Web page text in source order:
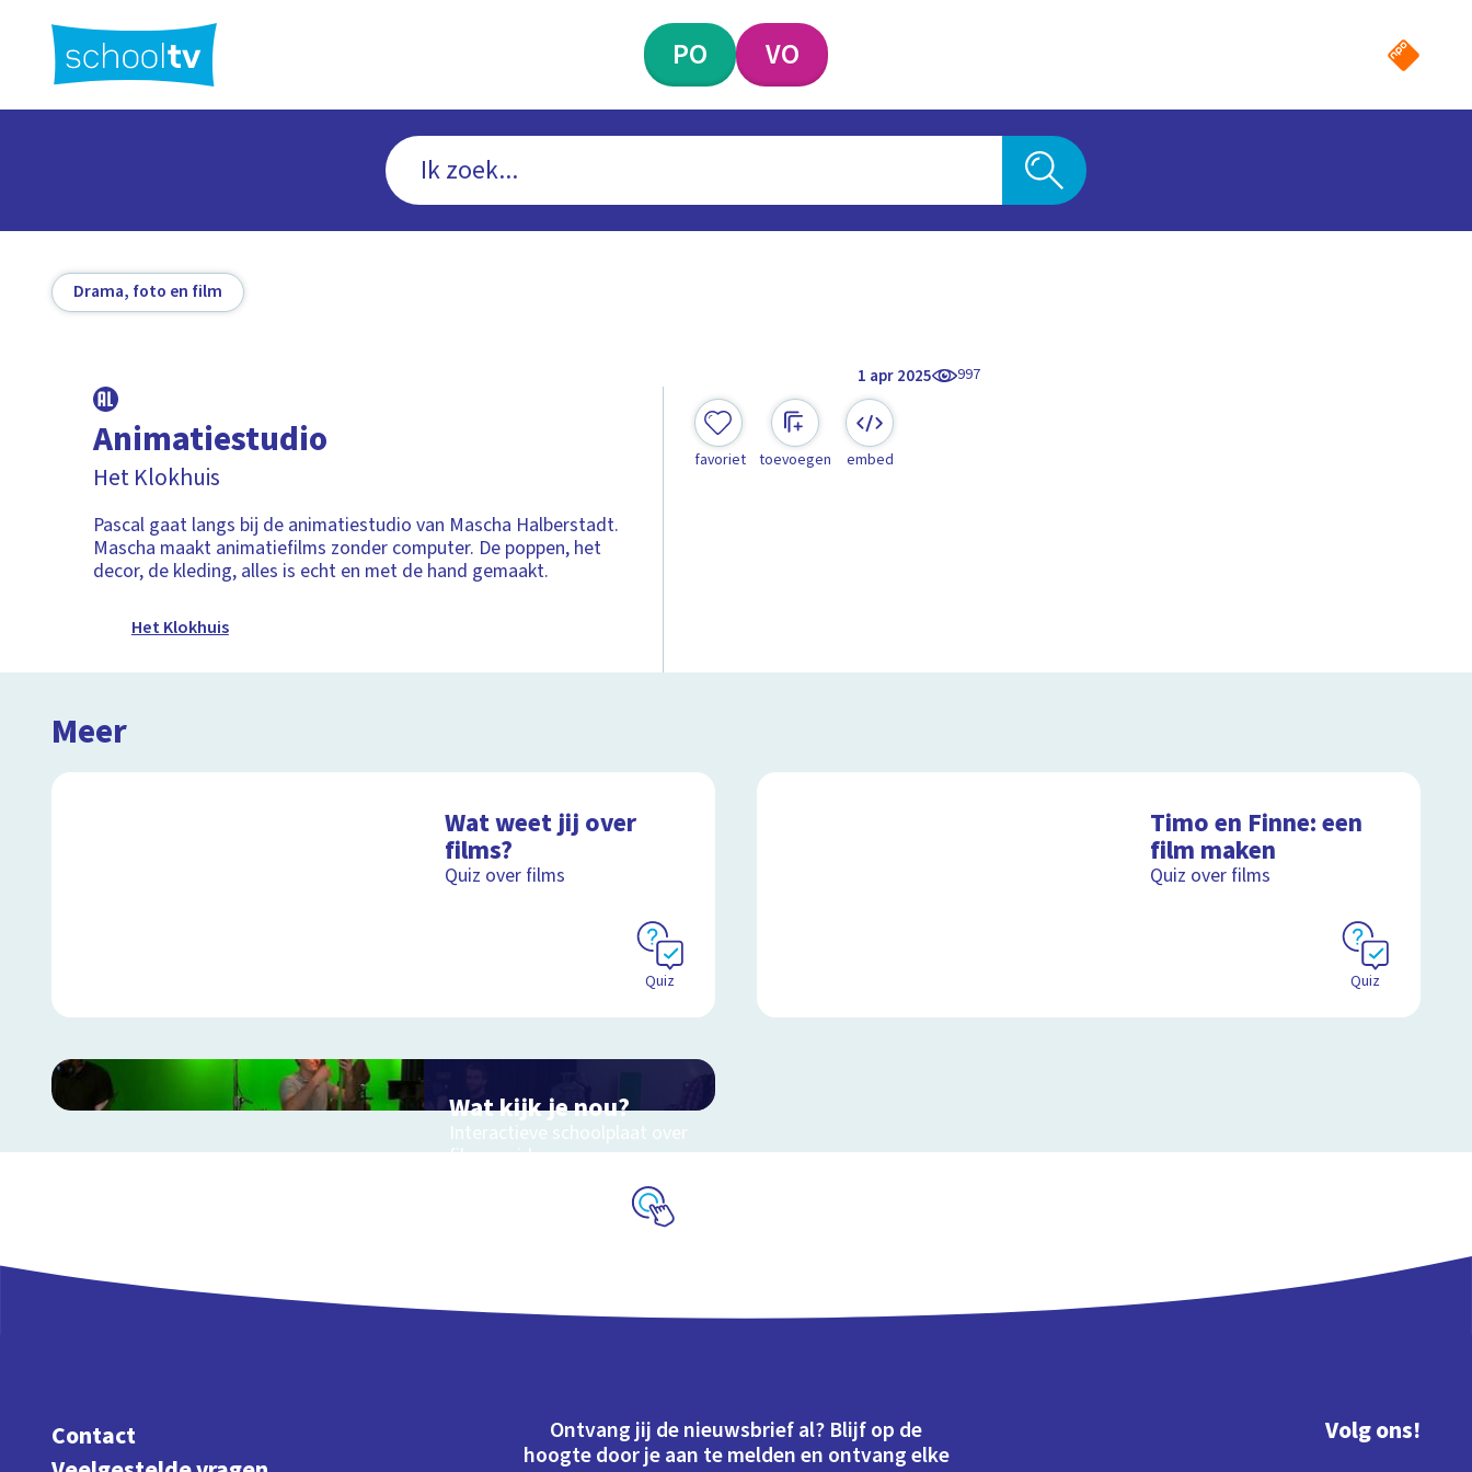
hoofdinhoud
PO VO
Drama, foto en film
1 apr 2025 997
Animatiestudio
Het Klokhuis
Pascal gaat langs bij de animatiestudio van Mascha Halberstadt.
Mascha maakt animatiefilms zonder computer. De poppen, het
decor, de kleding, alles is echt en met de hand gemaakt.
Het Klokhuis
favoriet toevoegen embed
Meer
Wat weet jij over
films?
Quiz over films
Quiz
Timo en Finne: een
film maken
Quiz over films
Quiz
Wat kijk je nou?
Interactieve schoolplaat over
film en video
Contact
Ontvang jij de nieuwsbrief al? Blijf op de
hoogte door je aan te melden en ontvang elke
Volg ons!